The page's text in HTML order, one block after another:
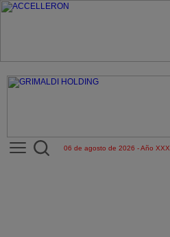
06 de agosto de 2026 - Año XXX